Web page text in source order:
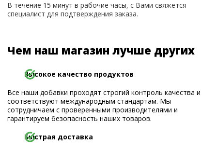
В течение 15 минут в рабочие часы, с Вами свяжется
специалист для подтверждения заказа.
Чем наш магазин лучше других
Высокое качество продуктов
Все наши добавки проходят строгий контроль качества и
соответствуют международным стандартам. Мы
сотрудничаем с проверенными производителями и
гарантируем безопасность наших товаров.
Быстрая доставка